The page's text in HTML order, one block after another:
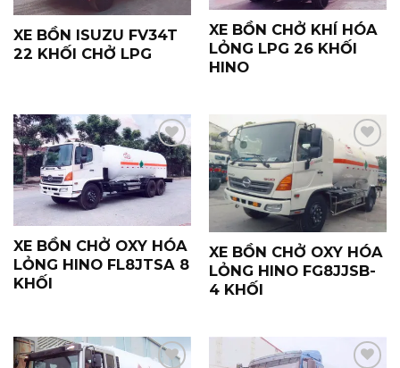
XE BỒN ISUZU FV34T
22 KHỐI CHỞ LPG
XE BỒN CHỞ KHÍ HÓA
LỎNG LPG 26 KHỐI
HINO
Yêu
Thích
XE BỒN CHỞ OXY HÓA
LỎNG HINO FL8JTSA 8
KHỐI
Yêu
Thích
XE BỒN CHỞ OXY HÓA
LỎNG HINO FG8JJSB-
4 KHỐI